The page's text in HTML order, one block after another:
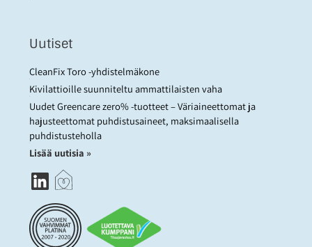
Uutiset
CleanFix Toro -yhdistelmäkone
Kivilattioille suunniteltu ammattilaisten vaha
Uudet Greencare zero% -tuotteet – Väriaineettomat ja
hajusteettomat puhdistusaineet, maksimaalisella
puhdistusteholla
Lisää uutisia »